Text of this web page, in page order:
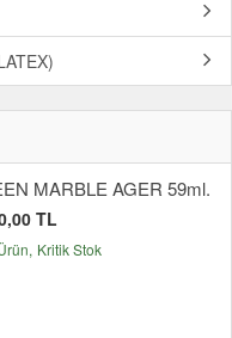
MARBLE AGER 59ml.
TL
Kritik Stok